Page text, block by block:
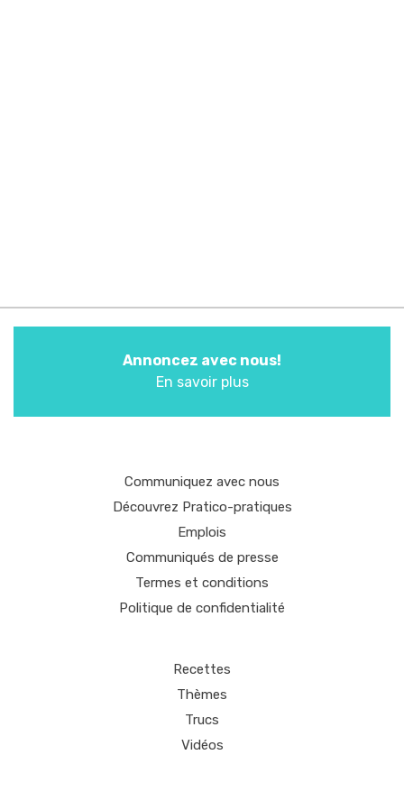
Annoncez avec nous!
En savoir plus
Communiquez avec nous
Découvrez Pratico-pratiques
Emplois
Communiqués de presse
Termes et conditions
Politique de confidentialité
Recettes
Thèmes
Trucs
Vidéos